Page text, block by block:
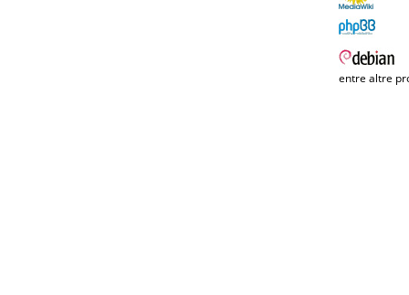
entre altre